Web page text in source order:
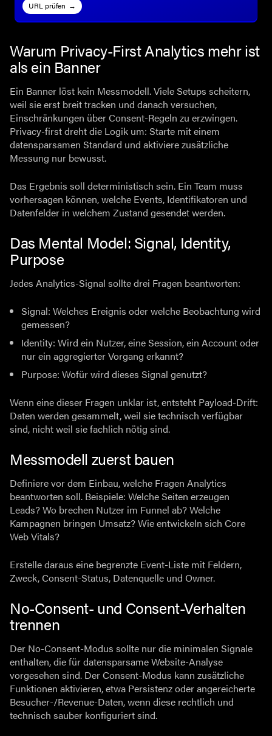
URL prüfen
Warum Privacy-First Analytics mehr ist
als ein Banner
Ein Banner löst kein Messmodell. Viele Setups scheitern,
weil sie erst breit tracken und danach versuchen,
Einschränkungen über Consent-Regeln zu erzwingen.
Privacy-first dreht die Logik um: Starte mit einem
datensparsamen Standard und aktiviere zusätzliche
Messung nur bewusst.
Das Ergebnis soll deterministisch sein. Ein Team muss
vorhersagen können, welche Events, Identifikatoren und
Datenfelder in welchem Zustand gesendet werden.
Das Mental Model: Signal, Identity,
Purpose
Jedes Analytics-Signal sollte drei Fragen beantworten:
Signal: Welches Ereignis oder welche Beobachtung wird
gemessen?
Identity: Wird ein Nutzer, eine Session, ein Account oder
nur ein aggregierter Vorgang erkannt?
Purpose: Wofür wird dieses Signal genutzt?
Wenn eine dieser Fragen unklar ist, entsteht Payload-Drift:
Daten werden gesammelt, weil sie technisch verfügbar
sind, nicht weil sie fachlich nötig sind.
Messmodell zuerst bauen
Definiere vor dem Einbau, welche Fragen Analytics
beantworten soll. Beispiele: Welche Seiten erzeugen
Leads? Wo brechen Nutzer im Funnel ab? Welche
Kampagnen bringen Umsatz? Wie entwickeln sich Core
Web Vitals?
Erstelle daraus eine begrenzte Event-Liste mit Feldern,
Zweck, Consent-Status, Datenquelle und Owner.
No-Consent- und Consent-Verhalten
trennen
Der No-Consent-Modus sollte nur die minimalen Signale
enthalten, die für datensparsame Website-Analyse
vorgesehen sind. Der Consent-Modus kann zusätzliche
Funktionen aktivieren, etwa Persistenz oder angereicherte
Besucher-/Revenue-Daten, wenn diese rechtlich und
technisch sauber konfiguriert sind.